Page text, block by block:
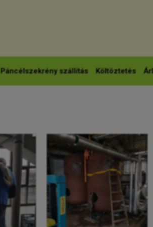
Páncélszekrény szállítás Költöztetés